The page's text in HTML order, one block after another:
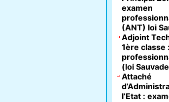
examen
(ANT) loi
Adjoint
1ère classe
(loi
Attaché
l’Etat :